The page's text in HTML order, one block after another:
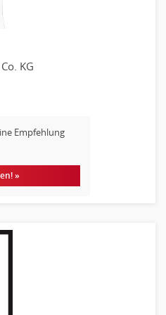
KG
Empfehlung
»